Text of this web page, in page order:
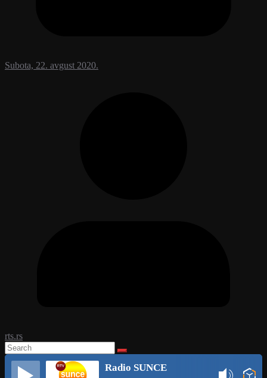
Subota, 22. avgust 2020.
rts.rs
Radio SUNCE